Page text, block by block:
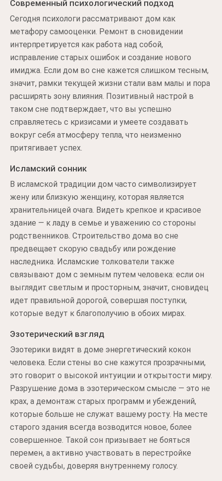
Современный психологический подход
Сегодня психологи рассматривают дом как
метафору самооценки. Ремонт в сновидении
интерпретируется как работа над собой,
исправление старых ошибок и создание нового
имиджа. Если дом во сне кажется слишком тесным,
значит, рамки текущей жизни стали вам малы и пора
расширять зону влияния. Позитивный настрой в
таком сне подтверждает, что вы успешно
справляетесь с кризисами и умеете создавать
вокруг себя атмосферу тепла, что неизменно
притягивает успех.
Исламский сонник
В исламской традиции дом часто символизирует
жену или близкую женщину, которая является
хранительницей очага. Видеть крепкое и красивое
здание — к ладу в семье и уважению со стороны
родственников. Строительство дома во сне
предвещает скорую свадьбу или рождение
наследника. Исламские толкователи также
связывают дом с земным путем человека: если он
выглядит светлым и просторным, значит, сновидец
идет правильной дорогой, совершая поступки,
которые ведут к благополучию в обоих мирах.
Эзотерический взгляд
Эзотерики видят в доме энергетический кокон
человека. Если стены во сне кажутся прозрачными,
это говорит о высокой интуиции и открытости миру.
Разрушение дома в эзотерическом смысле — это не
крах, а демонтаж старых программ и убеждений,
которые больше не служат вашему росту. На месте
старого здания всегда возводится новое, более
совершенное. Такой сон призывает не бояться
перемен, а активно участвовать в перестройке
своей судьбы, доверяя внутреннему голосу.